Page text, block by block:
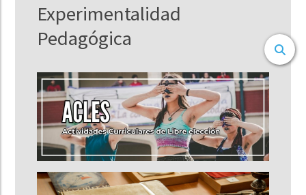
Experimentalidad
Pedagógica